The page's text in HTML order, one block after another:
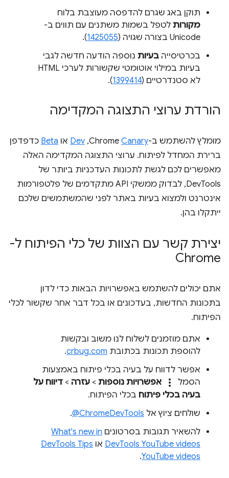
תוקן באג שגרם להדפסה מעוצבת בלוח
מקורות לטפל בשמות משתנים עם תווים ב-
Unicode בצורה שגויה (
1425055
).
בכרטיסייה בעיות נוספה הודעה חדשה לגבי
בעיות במילוי אוטומטי שקשורות לערכי HTML
לא סטנדרטיים (1399414
).
הורדת ערוצי התצוגה המקדימה
מומלץ להשתמש ב-ChromeCanary
,‏
Dev או Beta כדפדפן
ברירת המחדל לפיתוח. ערוצי התצוגה המקדימה האלה
מאפשרים לכם לגשת לתכונות העדכניות ביותר של
DevTools, לבדוק ממשקי API מתקדמים של פלטפורמות
אינטרנט ולמצוא בעיות באתר לפני שהמשתמשים שלכם
ייתקלו בהן.
יצירת קשר עם הצוות של כלי הפיתוח ל-
Chrome
אתם יכולים להשתמש באפשרויות הבאות כדי לדון
בתכונות החדשות, בעדכונים או בכל דבר אחר שקשור לכלי
הפיתוח.
אתם מוזמנים לשלוח לנו משוב ובקשות
להוספת תכונות בכתובת crbug.com
.
אפשר לדווח על בעיה בכלי פיתוח באמצעות
הסמל
more_vert אפשרויות נוספות > עזרה > דיווח על
בעיה בכלי פיתוח בכלי הפיתוח.
שולחים ציוץ אל ‎@ChromeDevTools
.
להשאיר תגובות בסרטונים What's new in
DevTools YouTube videos או DevTools Tips
YouTube videos
.